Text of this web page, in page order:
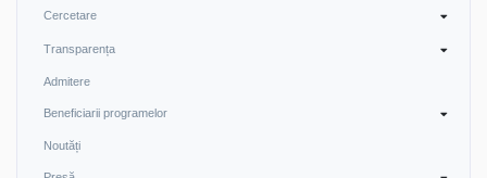
Cercetare
Transparența
Admitere
Beneficiarii programelor
Noutăți